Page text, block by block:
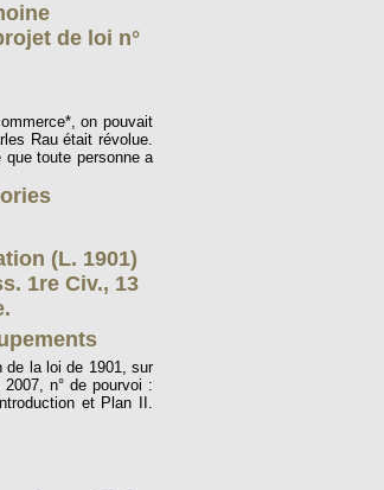
de loi n°
on pouvait
Rau était révolue.
toute personne a
(L. 1901)
1re Civ., 13
de la loi de 1901, sur
n° de pourvoi :
et Plan II.